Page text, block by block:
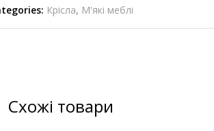
Крісла, М'які меблі
Схожі товари